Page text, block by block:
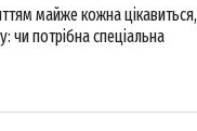
майже кожна цікавиться,
чи потрібна спеціальна